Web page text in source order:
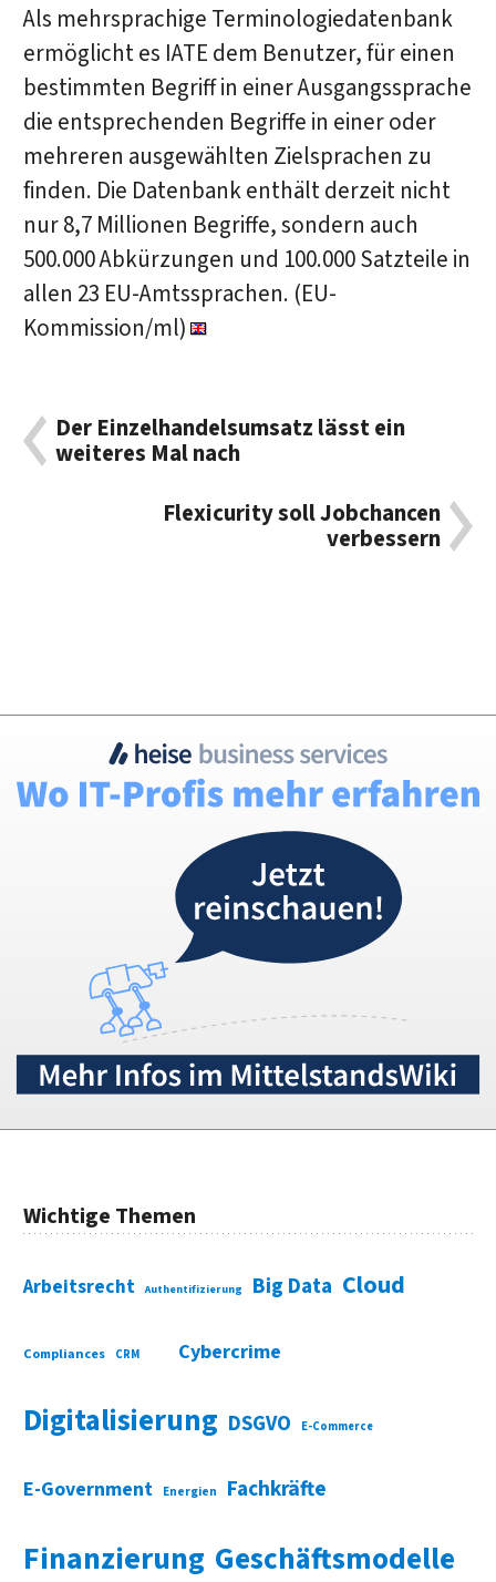
Als mehrsprachige Terminologiedatenbank
ermöglicht es IATE dem Benutzer, für einen
bestimmten Begriff in einer Ausgangssprache
die entsprechenden Begriffe in einer oder
mehreren ausgewählten Zielsprachen zu
finden. Die Datenbank enthält derzeit nicht
nur 8,7 Millionen Begriffe, sondern auch
500.000 Abkürzungen und 100.000 Satzteile in
allen 23 EU-Amtssprachen. (EU-
Kommission/ml)
Der Einzelhandelsumsatz lässt ein
weiteres Mal nach
Flexicurity soll Jobchancen
verbessern
Wichtige Themen
Arbeitsrecht Authentifizierung Big Data Cloud
Compliances CRM Cybercrime
Digitalisierung DSGVO E-Commerce
E-Government Energien Fachkräfte
Finanzierung Geschäftsmodelle